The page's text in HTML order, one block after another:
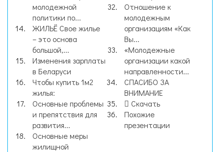
молодежной
политики по...
ЖИЛЬЁ Свое жилье
– это основа
большой,...
Изменения зарплаты
в Беларуси
Чтобы купить 1м2
жилья:
Основные проблемы
и препятствия для
развития...
Основные меры
жилищной
Отношение к
молодежным
организациям «Как
Вы...
«Молодежные
организации какой
направленности...
СПАСИБО ЗА
ВНИМАНИЕ
Скачать
Похожие
презентации